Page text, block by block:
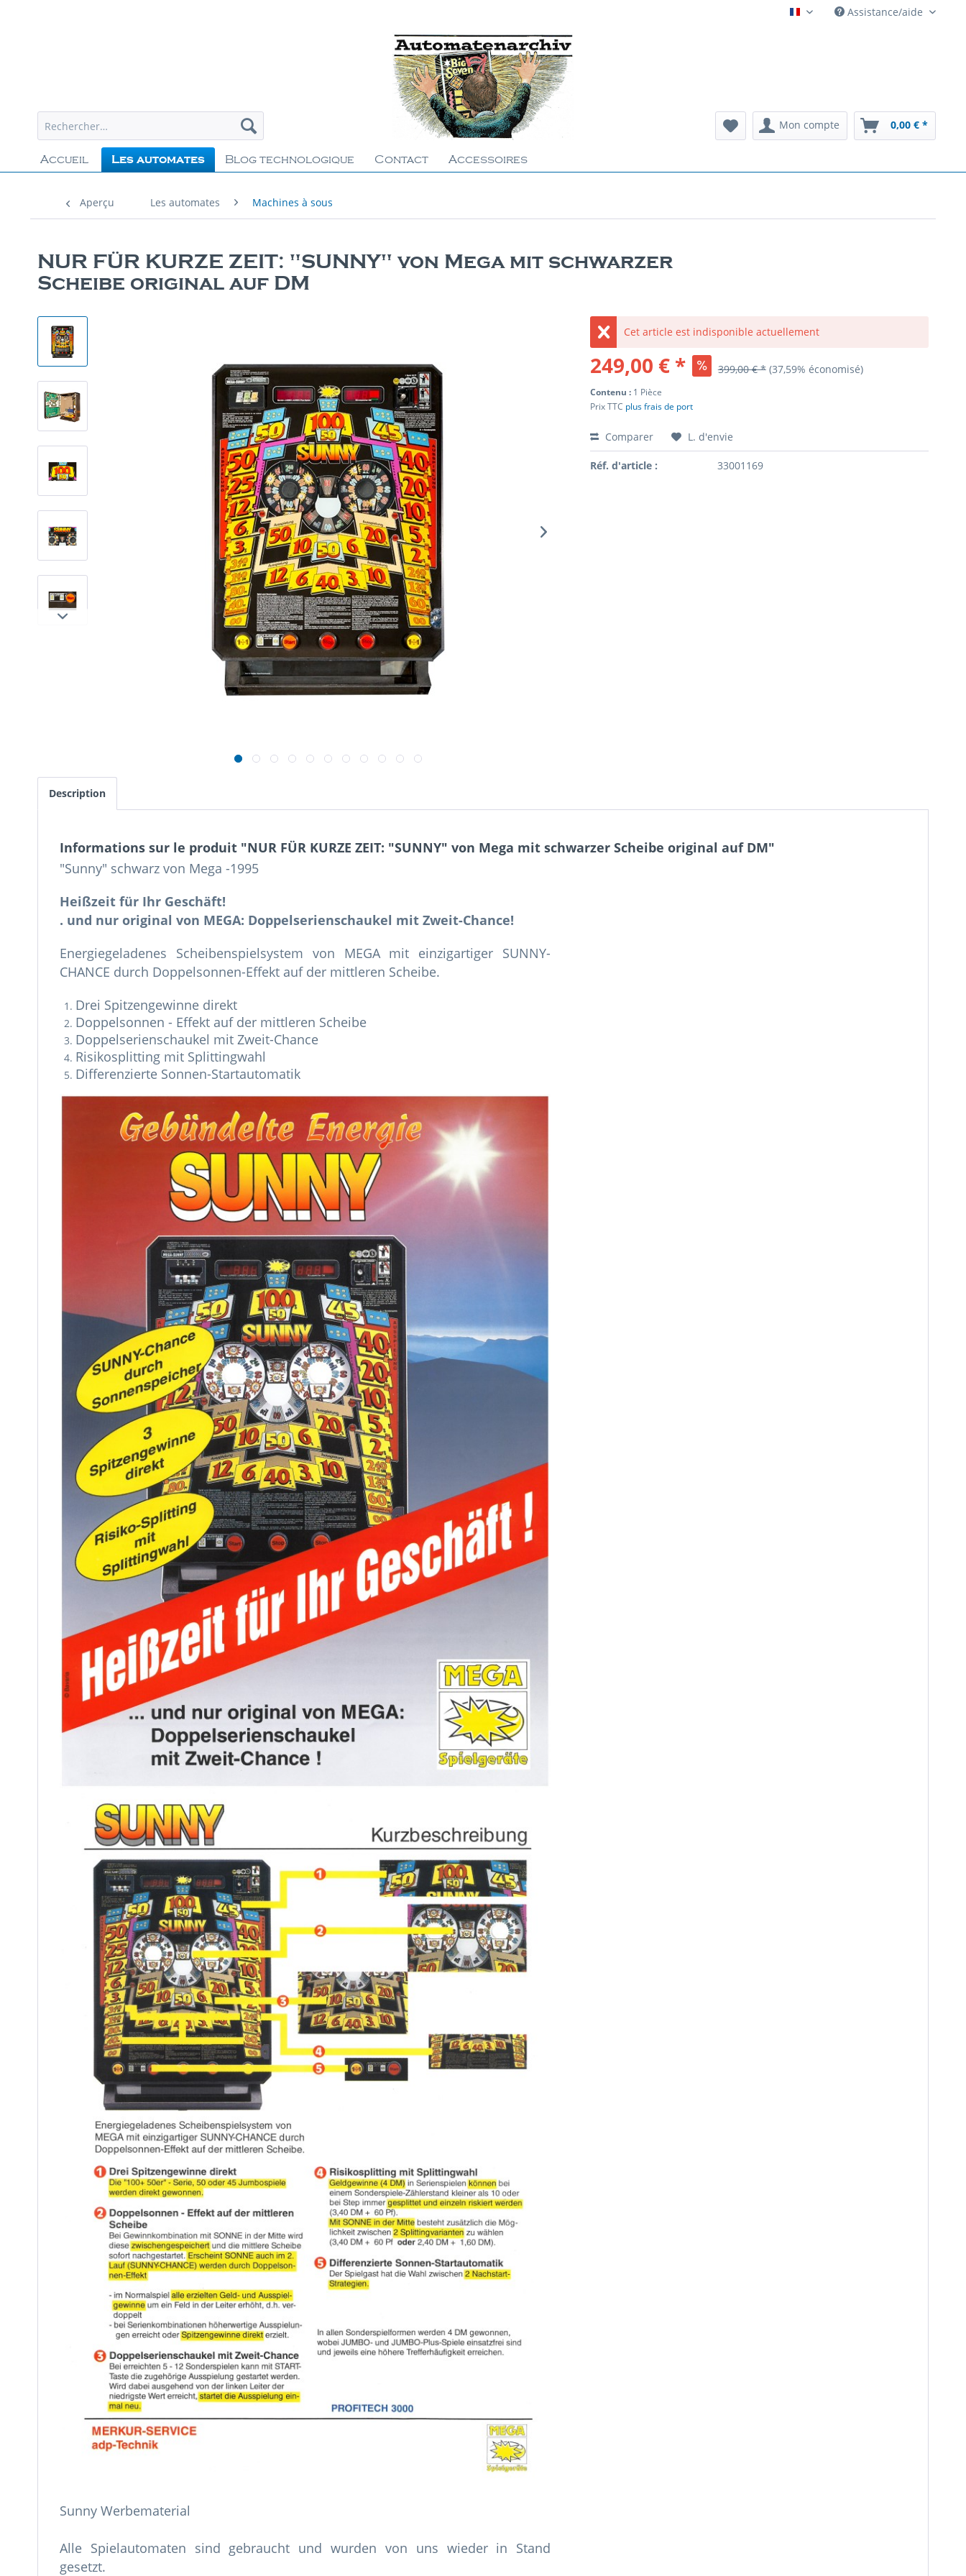
Automatenarchiv French
Assistance/aide
Mon compte 0,00 € *
Accueil Les automates Blog technologique Contact Accessoires
Aperçu Les automates Machines à sous
NUR FÜR KURZE ZEIT: "SUNNY" von Mega mit schwarzer
Scheibe original auf DM
Cet article est indisponible actuellement
249,00 € * 399,00 € * (37,59% économisé)
Contenu : 1 Pièce
Prix TTC plus frais de port
Comparer L. d'envie
Réf. d'article : 33001169
Description
Informations sur le produit "NUR FÜR KURZE ZEIT: "SUNNY" von Mega mit schwarzer Scheibe original auf DM"
"Sunny" schwarz von Mega -1995
Heißzeit für Ihr Geschäft!
. und nur original von MEGA: Doppelserienschaukel mit Zweit-Chance!
Energiegeladenes Scheibenspielsystem von MEGA mit einzigartiger SUNNY-
CHANCE durch Doppelsonnen-Effekt auf der mittleren Scheibe.
Drei Spitzengewinne direkt
Doppelsonnen - Effekt auf der mittleren Scheibe
Doppelserienschaukel mit Zweit-Chance
Risikosplitting mit Splittingwahl
Differenzierte Sonnen-Startautomatik
Sunny Werbematerial
Alle Spielautomaten sind gebraucht und wurden von uns wieder in Stand
gesetzt.